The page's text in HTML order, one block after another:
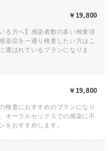
￥19,800
る方へ】感染者数の多い検査項
染症を一通り検査したい方はこ
選ばれているプランになりま
￥19,800
検査におすすめのプランになり
オーラルセックスでの感染に不
をおすすめします。